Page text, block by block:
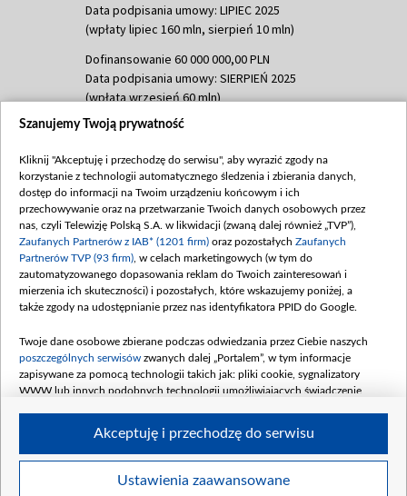
Data podpisania umowy: LIPIEC 2025
(wpłaty lipiec 160 mln, sierpień 10 mln)
Dofinansowanie 60 000 000,00 PLN
Data podpisania umowy: SIERPIEŃ 2025
(wpłata wrzesień 60 mln)
Dofinansowanie 635 783 051,21 PLN
(wpłata wrzesień 100 mln, październik 350
mln, listopad 265 mln)
Dofinansowanie 48 862 000,00 PLN
Data podpisania umowy: GRUDZIEŃ 2025
(wpłata grudzień 60,548 mln)
Dofinansowanie 900 000 000,00 PLN
Data podpisania umowy: LUTY 2026 (wpłata
kwiecień 180 mln, 7 maja 180 mln, 8
czerwca 90 mln)
Dofinansowanie 250 000 000,00 PLN
4 sierpnia 250 mln
Szanujemy Twoją prywatność
Kliknij "Akceptuję i przechodzę do serwisu", aby wyrazić zgody na
korzystanie z technologii automatycznego śledzenia i zbierania danych,
dostęp do informacji na Twoim urządzeniu końcowym i ich
przechowywanie oraz na przetwarzanie Twoich danych osobowych przez
nas, czyli Telewizję Polską S.A. w likwidacji (zwaną dalej również „TVP”),
Zaufanych Partnerów z IAB* (1201 firm) oraz pozostałych Zaufanych
Partnerów TVP (93 firm) , w celach marketingowych (w tym do
zautomatyzowanego dopasowania reklam do Twoich zainteresowań i
mierzenia ich skuteczności) i pozostałych, które wskazujemy poniżej, a
także zgody na udostępnianie przez nas identyfikatora PPID do Google.
Twoje dane osobowe zbierane podczas odwiedzania przez Ciebie naszych
poszczególnych serwisów zwanych dalej „Portalem”, w tym informacje
zapisywane za pomocą technologii takich jak: pliki cookie, sygnalizatory
WWW lub innych podobnych technologii umożliwiających świadczenie
Twoje dane osobowe zbierane podczas odwiedzania przez Ciebie
Ustawienia zaawansowane
Akceptuję i przechodzę do serwisu